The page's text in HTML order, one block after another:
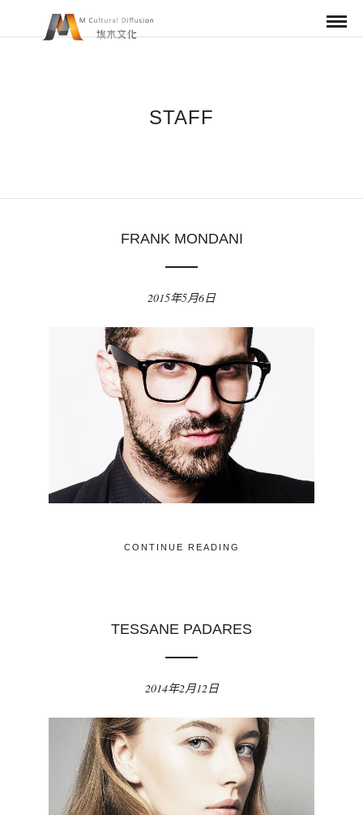
STAFF
FRANK MONDANI
2015年5月6日
CONTINUE READING
TESSANE PADARES
2014年2月12日